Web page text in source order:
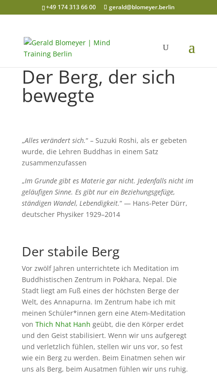
+49 174 313 66 00 gerald@blomeyer.berlin
Der Berg, der sich
bewegte
„Alles verändert sich.“ – Suzuki Roshi, als er gebeten
wurde, die Lehren Buddhas in einem Satz
zusammenzufassen
„Im Grunde gibt es Materie gar nicht. Jedenfalls nicht im
geläufigen Sinne. Es gibt nur ein Beziehungsgefüge,
ständigen Wandel, Lebendigkeit.“ — Hans-Peter Dürr,
deutscher Physiker 1929–2014
Der stabile Berg
Vor zwölf Jahren unterrichtete ich Meditation im
Buddhistischen Zentrum in Pokhara, Nepal. Die
Stadt liegt am Fuß eines der höchsten Berge der
Welt, des Annapurna. Im Zentrum habe ich mit
meinen Schüler*innen gern eine Atem-Meditation
von Thich Nhat Hanh geübt, die den Körper erdet
und den Geist stabilisiert. Wenn wir uns aufgeregt
und verletzlich fühlen, stellen wir uns vor, so fest
wie ein Berg zu werden. Beim Einatmen sehen wir
uns als Berg, beim Ausatmen fühlen wir uns ruhig.